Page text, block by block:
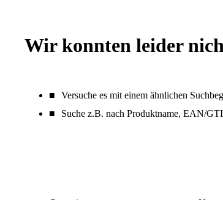
Wir konnten leider
Versuche es mit einem ähnlichen
Suche z.B. nach Produktname, EAN/